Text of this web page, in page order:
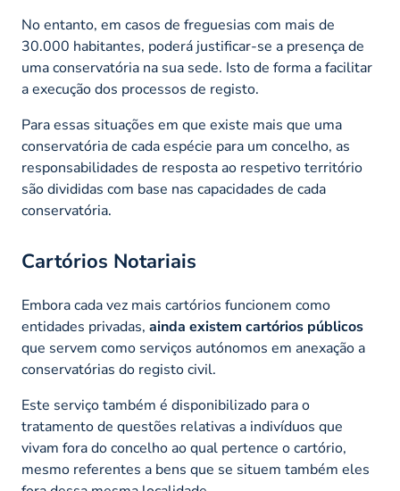
No entanto, em casos de freguesias com mais de
30.000 habitantes, poderá justificar-se a presença de
uma conservatória na sua sede. Isto de forma a facilitar
a execução dos processos de registo.
Para essas situações em que existe mais que uma
conservatória de cada espécie para um concelho, as
responsabilidades de resposta ao respetivo território
são divididas com base nas capacidades de cada
conservatória.
Cartórios Notariais
Embora cada vez mais cartórios funcionem como
entidades privadas, ainda existem cartórios públicos
que servem como serviços autónomos em anexação a
conservatórias do registo civil.
Este serviço também é disponibilizado para o
tratamento de questões relativas a indivíduos que
vivam fora do concelho ao qual pertence o cartório,
mesmo referentes a bens que se situem também eles